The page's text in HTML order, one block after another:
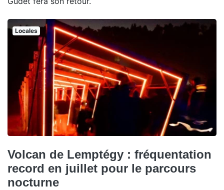
Locales
Volcan de Lemptégy : fréquentation
record en juillet pour le parcours
nocturne